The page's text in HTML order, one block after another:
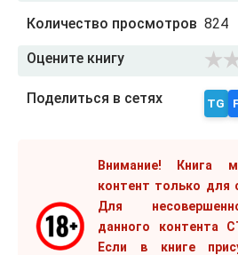
Количество просмотров 824
Оцените книгу
Поделиться в сетях TG
Внимание! Книга
контент только для
Для
данного контента
Если в книге